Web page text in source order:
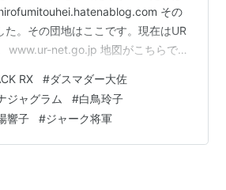
その
た。その団地はここです。現在はUR
www.ur-net.go.jp 地図がこちらで
水塔。そして米軍基地は所沢にあ
。 www.openstreetmap.org 一番行
駅からの西武バスですね。仮面ラ
ガイナジャグラム、そしてダスマ…
RX #ダスマダー大佐
ジャグラム #白鳥玲子
響子 #ジャーク将軍